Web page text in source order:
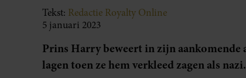
Tekst: Redactie Royalty Online
5 januari 2023
Prins Harry beweert in zijn
lagen toen ze hem verkleed zagen als nazi.